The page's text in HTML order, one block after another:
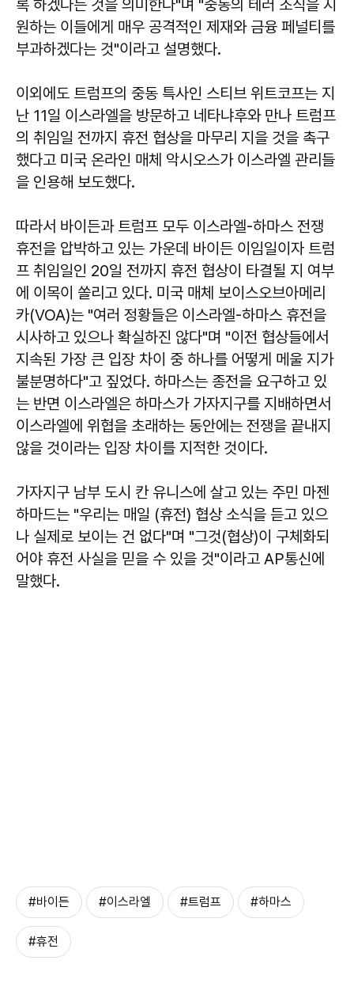
록 하겠다는 것을 의미한다"며 "중동의 테러 조직을 지
원하는 이들에게 매우 공격적인 제재와 금융 페널티를
부과하겠다는 것"이라고 설명했다.
이외에도 트럼프의 중동 특사인 스티브 위트코프는 지
난 11일 이스라엘을 방문하고 네타냐후와 만나 트럼프
의 취임일 전까지 휴전 협상을 마무리 지을 것을 촉구
했다고 미국 온라인 매체 악시오스가 이스라엘 관리들
을 인용해 보도했다.
따라서 바이든과 트럼프 모두 이스라엘-하마스 전쟁
휴전을 압박하고 있는 가운데 바이든 이임일이자 트럼
프 취임일인 20일 전까지 휴전 협상이 타결될 지 여부
에 이목이 쏠리고 있다. 미국 매체 보이스오브아메리
카(VOA)는 "여러 정황들은 이스라엘-하마스 휴전을
시사하고 있으나 확실하진 않다"며 "이전 협상들에서
지속된 가장 큰 입장 차이 중 하나를 어떻게 메울 지가
불분명하다"고 짚었다. 하마스는 종전을 요구하고 있
는 반면 이스라엘은 하마스가 가자지구를 지배하면서
이스라엘에 위협을 초래하는 동안에는 전쟁을 끝내지
않을 것이라는 입장 차이를 지적한 것이다.
가자지구 남부 도시 칸 유니스에 살고 있는 주민 마젠
하마드는 "우리는 매일 (휴전) 협상 소식을 듣고 있으
나 실제로 보이는 건 없다"며 "그것(협상)이 구체화되
어야 휴전 사실을 믿을 수 있을 것"이라고 AP통신에
말했다.
#바이든 #이스라엘 #트럼프 #하마스
#휴전